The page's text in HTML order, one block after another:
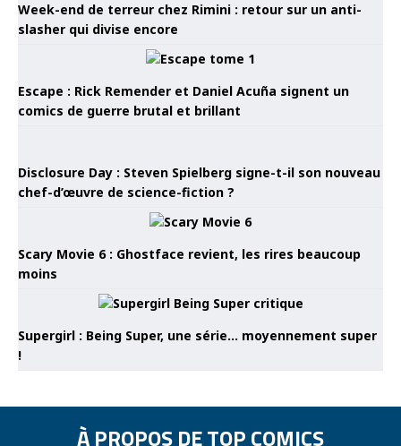
Week-end de terreur chez Rimini : retour sur un anti-
slasher qui divise encore
Escape : Rick Remender et Daniel Acuña signent un
comics de guerre brutal et brillant
Disclosure Day : Steven Spielberg signe-t-il son nouveau
chef-d’œuvre de science-fiction ?
Scary Movie 6 : Ghostface revient, les rires beaucoup
moins
Supergirl : Being Super, une série… moyennement super
!
À PROPOS DE TOP COMICS